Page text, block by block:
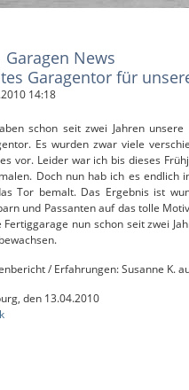
Garagen News
Garagentor für
14:18
schon seit zwei Jahren
Es wurden zwar viele
vor. Leider war ich bis dieses
Doch nun hab ich es endlich
Tor bemalt. Das Ergebnis ist
und Passanten auf das tolle
Fertiggarage nun schon seit zwei
/ Erfahrungen: Susanne K.
den 13.04.2010